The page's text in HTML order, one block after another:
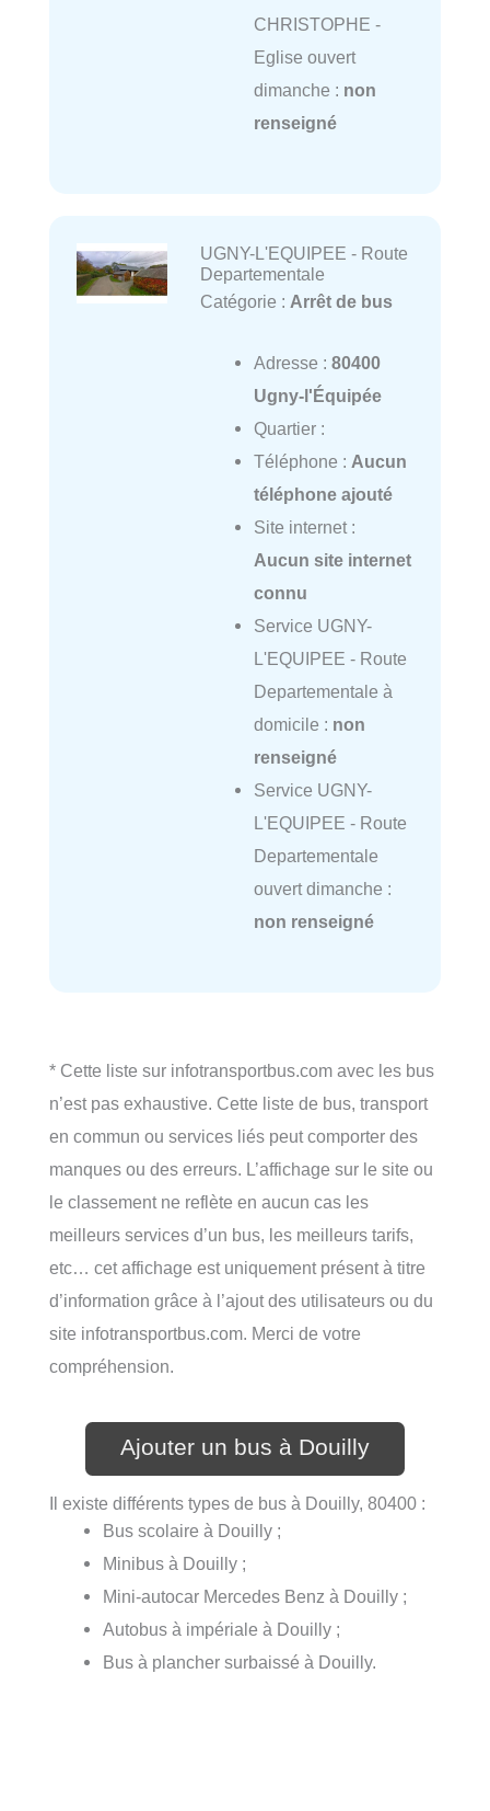
CHRISTOPHE -
Eglise ouvert
dimanche : non
renseigné
UGNY-L'EQUIPEE - Route
Departementale
Catégorie : Arrêt de bus
Adresse : 80400
Ugny-l'Équipée
Quartier :
Téléphone : Aucun
téléphone ajouté
Site internet :
Aucun site internet
connu
Service UGNY-
L'EQUIPEE - Route
Departementale à
domicile : non
renseigné
Service UGNY-
L'EQUIPEE - Route
Departementale
ouvert dimanche :
non renseigné
* Cette liste sur infotransportbus.com avec les bus
n’est pas exhaustive. Cette liste de bus, transport
en commun ou services liés peut comporter des
manques ou des erreurs. L’affichage sur le site ou
le classement ne reflète en aucun cas les
meilleurs services d’un bus, les meilleurs tarifs,
etc… cet affichage est uniquement présent à titre
d’information grâce à l’ajout des utilisateurs ou du
site infotransportbus.com. Merci de votre
compréhension.
Ajouter un bus à Douilly
Il existe différents types de bus à Douilly, 80400 :
Bus scolaire à Douilly ;
Minibus à Douilly ;
Mini-autocar Mercedes Benz à Douilly ;
Autobus à impériale à Douilly ;
Bus à plancher surbaissé à Douilly.